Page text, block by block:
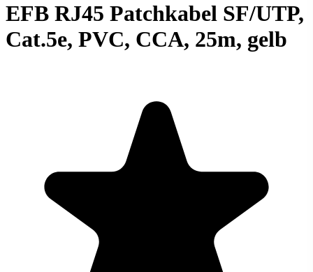
EFB RJ45 Patchkabel SF/UTP,
Cat.5e, PVC, CCA, 25m, gelb